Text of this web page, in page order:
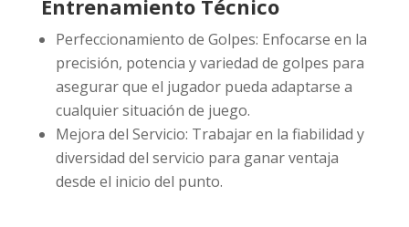
Entrenamiento Técnico
Perfeccionamiento de Golpes: Enfocarse en la
precisión, potencia y variedad de golpes para
asegurar que el jugador pueda adaptarse a
cualquier situación de juego.
Mejora del Servicio: Trabajar en la fiabilidad y
diversidad del servicio para ganar ventaja
desde el inicio del punto.